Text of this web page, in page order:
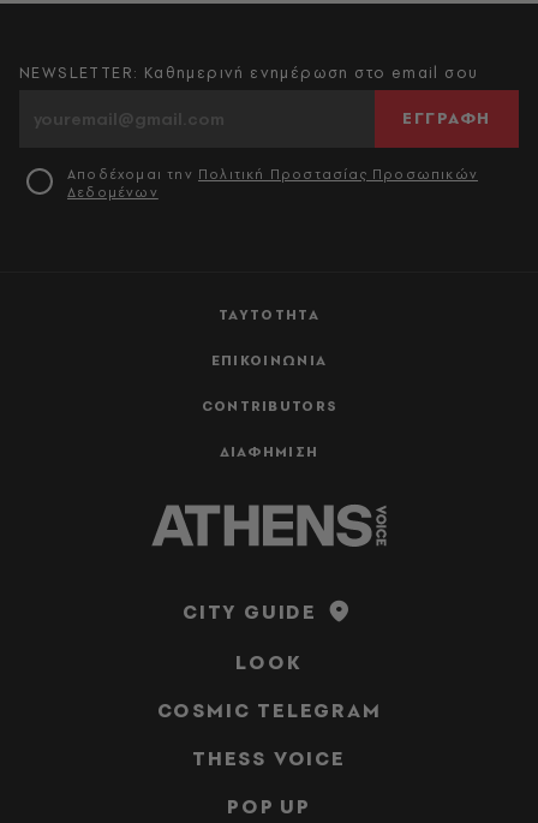
ΤΑΥΤΟΤΗΤΑ
ΕΠΙΚΟΙΝΩΝΙΑ
CONTRIBUTORS
ΔΙΑΦΗΜΙΣΗ
NEWSLETTER: Καθημερινή ενημέρωση στο email σου
ΕΓΓΡΑΦΗ
Αποδέχομαι την Πολιτική Προστασίας Προσωπικών
Δεδομένων
CITY GUIDE
LOOK
COSMIC TELEGRAM
THESS VOICE
POP UP